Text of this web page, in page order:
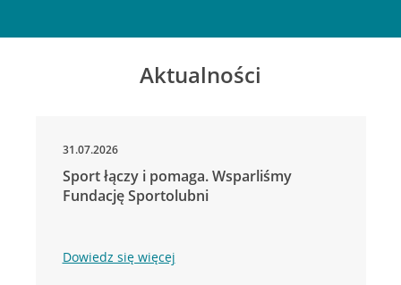
Aktualności
31.07.2026
Sport łączy i pomaga. Wsparliśmy
Fundację Sportolubni
Dowiedz się więcej